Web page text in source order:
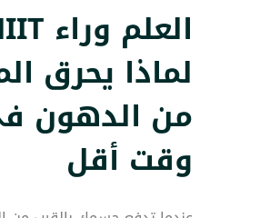
لماذا يحرق
من الدهون
وقت أقل